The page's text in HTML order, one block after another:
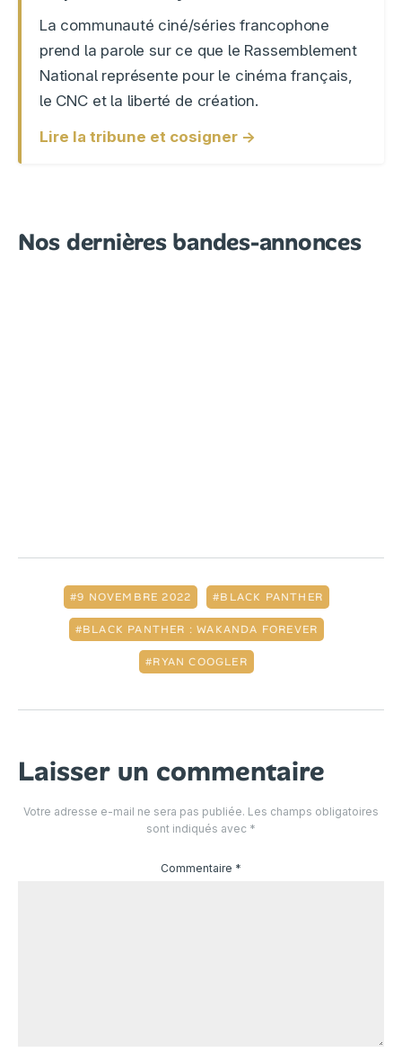
La communauté ciné/séries francophone
prend la parole sur ce que le Rassemblement
National représente pour le cinéma français,
le CNC et la liberté de création.
Lire la tribune et cosigner →
Nos dernières bandes-annonces
9 NOVEMBRE 2022 BLACK PANTHER
BLACK PANTHER : WAKANDA FOREVER
RYAN COOGLER
Laisser un commentaire
Votre adresse e-mail ne sera pas publiée. Les champs obligatoires
sont indiqués avec *
Commentaire *